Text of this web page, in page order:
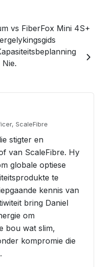
vs FiberFox Mini 4S+
Nie.
ScaleFibre
stigter en
van ScaleFibre. Hy
globale optiese
te
kennis van
bring Daniel
om
bou wat slim,
kompromie die